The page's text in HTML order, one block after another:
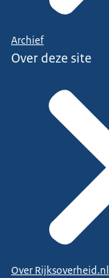
Archief
Over deze site
Over Rijksoverheid.nl